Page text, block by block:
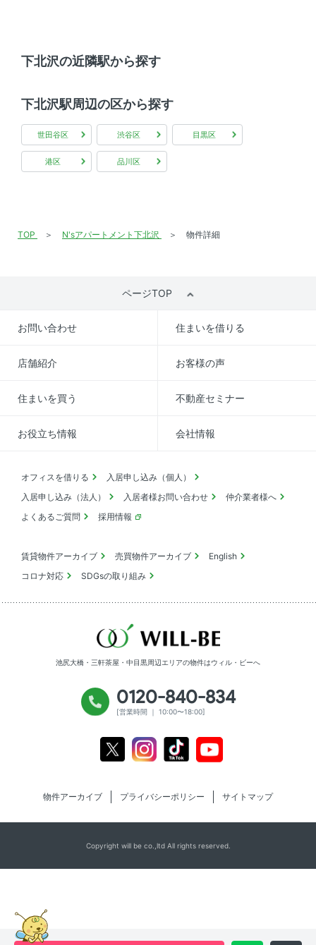
下北沢の近隣駅から探す
下北沢駅周辺の区から探す
世田谷区 渋谷区 目黒区
港区 品川区
TOP N'sアパートメント下北沢 物件詳細
ページTOP
お問い合わせ 住まいを借りる
店舗紹介 お客様の声
住まいを買う 不動産セミナー
お役立ち情報 会社情報
オフィスを借りる
入居申し込み（個人）
入居申し込み（法人）
入居者様お問い合わせ
仲介業者様へ
よくあるご質問
採用情報
賃貸物件アーカイブ 売買物件アーカイブ
English
コロナ対応
SDGsの取り組み
池尻大橋・三軒茶屋・中目黒周辺エリアの物件はウィル・ビーへ
0120-840-834
[営業時間 ｜ 10:00〜18:00]
Instagram Tiktok
物件アーカイブ プライバシーポリシー サイトマップ
Copyright will be co.,ltd All rights reserved.